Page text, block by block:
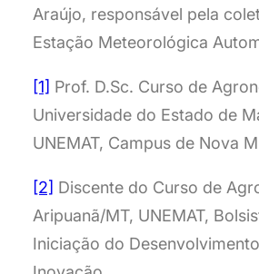
Araújo, responsável pela
Estação Meteorológica
[1] Prof. D.Sc. Curso de
Universidade do Estado de
UNEMAT, Campus de Nova
[2] Discente do Curso de
Aripuanã/MT, UNEMAT,
Iniciação do